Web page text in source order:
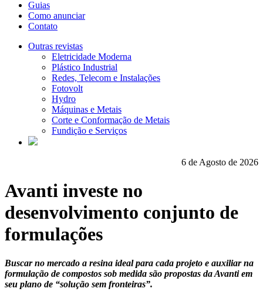
Guias
Como anunciar
Contato
Outras revistas
Eletricidade Moderna
Plástico Industrial
Redes, Telecom e Instalações
Fotovolt
Hydro
Máquinas e Metais
Corte e Conformação de Metais
Fundição e Serviços
6 de Agosto de 2026
Avanti investe no
desenvolvimento conjunto de
formulações
Buscar no mercado a resina ideal para cada projeto e auxiliar na
formulação de compostos sob medida são propostas da Avanti em
seu plano de “solução sem fronteiras”.